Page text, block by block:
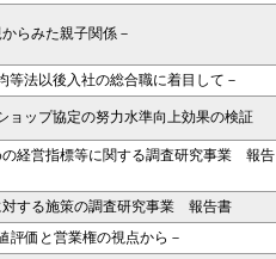
らみた親子関係－
法以後入社の総合職に着目して－
ョップ協定の努力水準向上効果の検証
経営指標等に関する調査研究事業 報告
対する施策の調査研究事業 報告書
評価と営業権の視点から－